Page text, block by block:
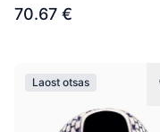
70.67 €
Laost otsas